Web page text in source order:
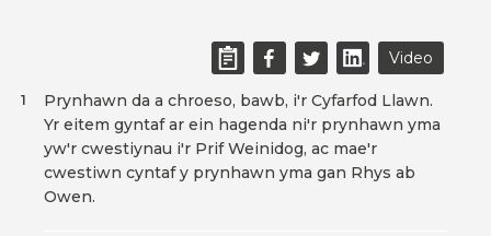
Video
Prynhawn da a chroeso, bawb, i'r Cyfarfod Llawn.
Yr eitem gyntaf ar ein hagenda ni'r prynhawn yma
yw'r cwestiynau i'r Prif Weinidog, ac mae'r
cwestiwn cyntaf y prynhawn yma gan Rhys ab
Owen.
1